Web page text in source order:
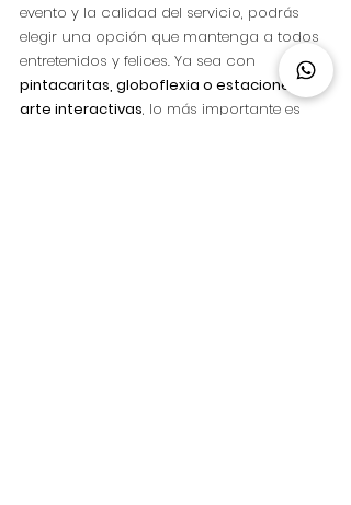
evento y la calidad del servicio, podrás
elegir una opción que mantenga a todos
entretenidos y felices. Ya sea con
pintacaritas, globoflexia o estaciones de
arte interactivas, lo más importante es